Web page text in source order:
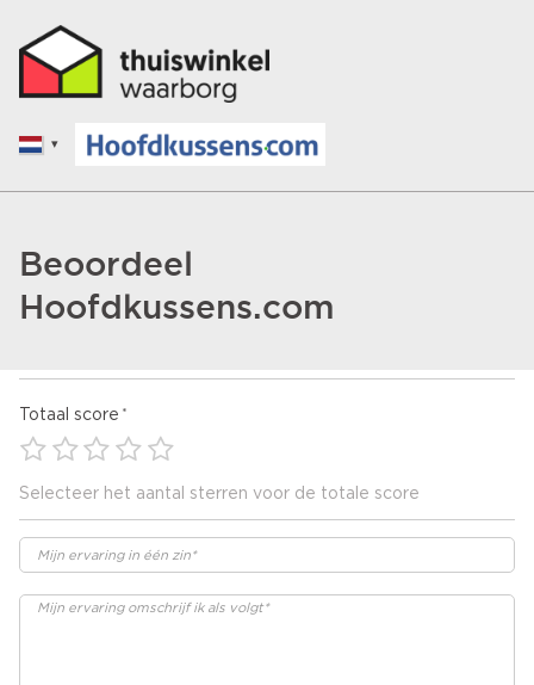
Beoordeel
Hoofdkussens.com
Totaal score
Selecteer het aantal sterren voor de totale score